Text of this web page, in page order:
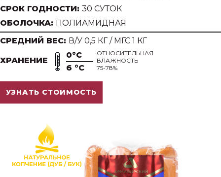
СРОК ГОДНОСТИ: 30 СУТОК
ОБОЛОЧКА: ПОЛИАМИДНАЯ
СРЕДНИЙ ВЕС: В/У 0,5 КГ / МГС 1 КГ
ХРАНЕНИЕ
0°С
6 °С
ОТНОСИТЕЛЬНАЯ
ВЛАЖНОСТЬ
75-78%
УЗНАТЬ СТОИМОСТЬ